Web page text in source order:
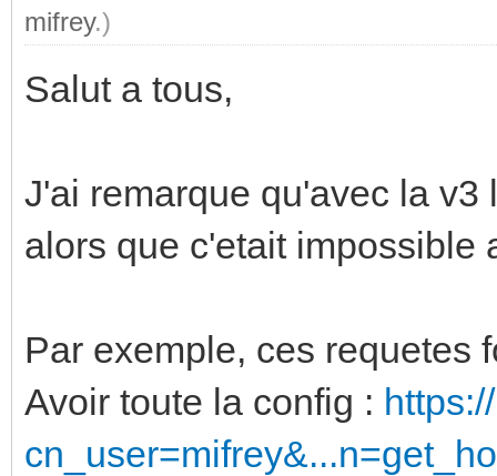
mifrey.)
Salut a tous,
J'ai remarque qu'avec la
alors que c'etait impossible
Par exemple, ces requetes
Avoir toute la config :